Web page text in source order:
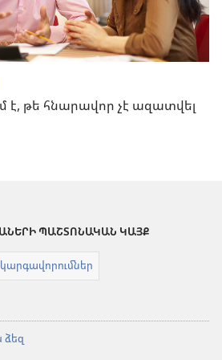
է, թե հնարավոր չէ ազատվել
ՊԱՇՏՈՆԱԿԱՆ ԿԱՅՔ
ձեզ